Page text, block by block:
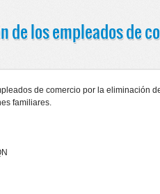
de los empleados de
de comercio por la eliminación
familiares.